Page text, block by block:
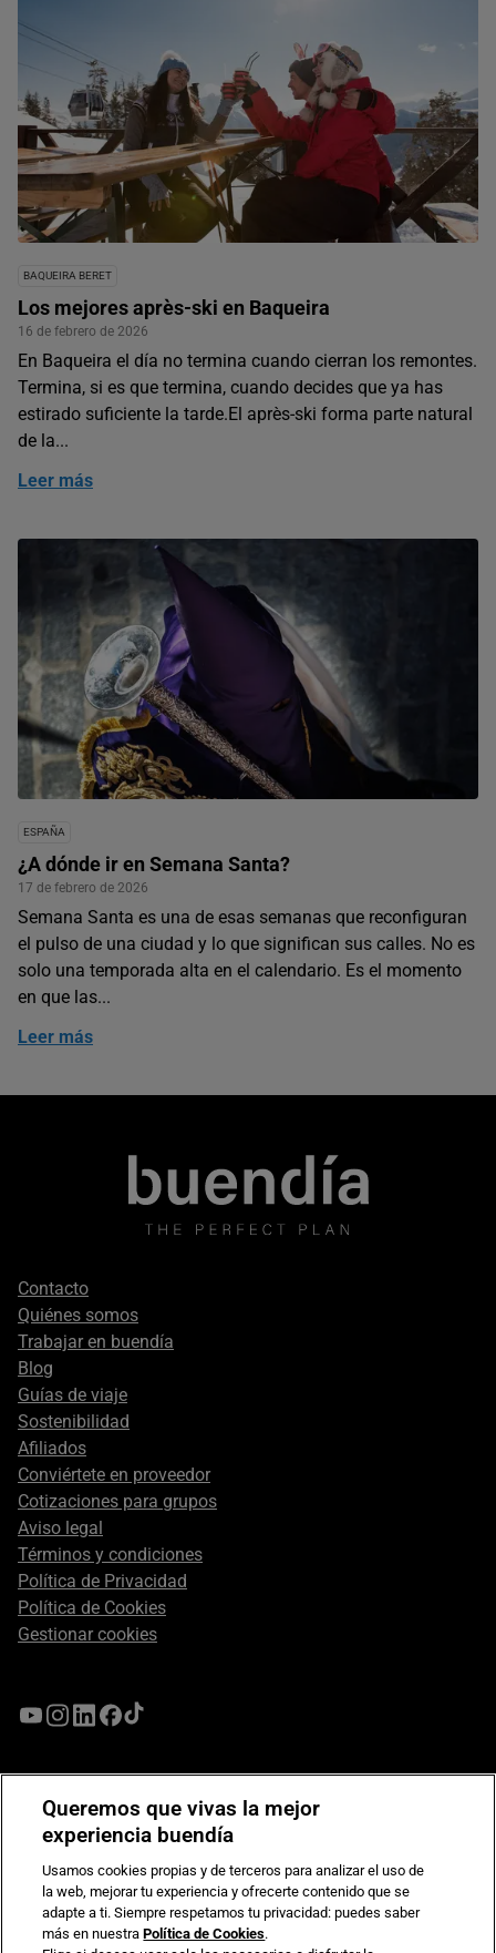
BAQUEIRA BERET
Los mejores après-ski en Baqueira
16 de febrero de 2026
En Baqueira el día no termina cuando cierran los remontes.
Termina, si es que termina, cuando decides que ya has
estirado suficiente la tarde.El après-ski forma parte natural
de la...
Leer más
ESPAÑA
¿A dónde ir en Semana Santa?
17 de febrero de 2026
Semana Santa es una de esas semanas que reconfiguran
el pulso de una ciudad y lo que significan sus calles. No es
solo una temporada alta en el calendario. Es el momento
en que las...
Leer más
Footer
secondary
Contacto
Quiénes somos
Trabajar en buendía
Blog
Guías de viaje
Sostenibilidad
Afiliados
Conviértete en proveedor
Cotizaciones para grupos
Aviso legal
Términos y condiciones
Política de Privacidad
Política de Cookies
Gestionar cookies
Compromiso de seguridad en pagos electrónicos
Queremos que vivas la mejor
experiencia buendía
Usamos cookies propias y de terceros para analizar el uso de
la web, mejorar tu experiencia y ofrecerte contenido que se
adapte a ti. Siempre respetamos tu privacidad: puedes saber
más en nuestraPolítica de Cookies.